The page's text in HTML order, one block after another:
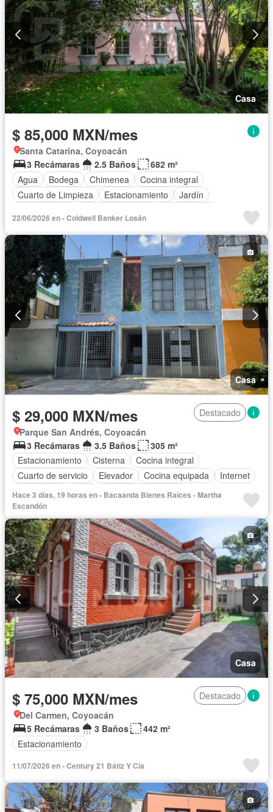
Casa
$ 85,000 MXN/mes
Santa Catarina, Coyoacán
3 Recámaras
2.5 Baños
682 m²
Agua
Bodega Chimenea
Cocina integral
Cuarto de Limpieza
Estacionamiento
Jardín
22/06/2026 en - Coldwell Banker Losán
Casa
$ 29,000 MXN/mes
Destacado
Parque San Andrés, Coyoacán
3 Recámaras
3.5 Baños
305 m²
Estacionamiento
Cisterna
Cocina integral
Cuarto de servicio
Elevador Cocina equipada
Internet
Electricidad
Agua
Cuarto de Limpieza
Televisión por cable
Despacho
Recámara con closet
Permite mascotas
Permite niños
Sin amueblar
Hace 3 días, 19 horas en - Bacaanda Bienes Raíces - Martha
Escandón
Casa
$ 75,000 MXN/mes
Destacado
Del Carmen, Coyoacán
5 Recámaras
3 Baños
442 m²
Estacionamiento
11/07/2026 en - Century 21 Bátiz Y Cía